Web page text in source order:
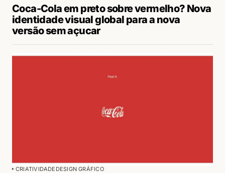
Coca-Cola em preto sobre vermelho? Nova
identidade visual global para a nova
versão sem açucar
CRIATIVIDADE DESIGN GRÁFICO